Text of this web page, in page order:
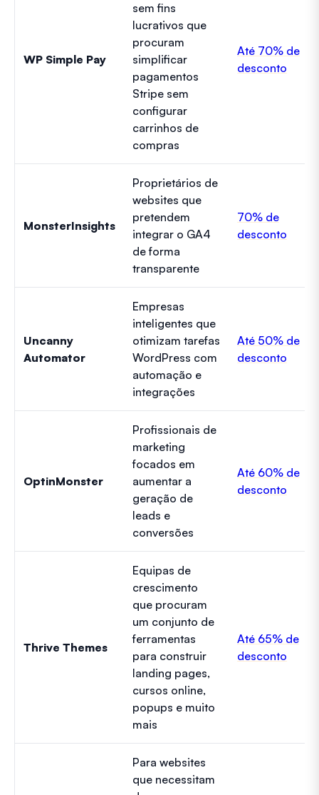
WP Simple Pay
sem fins
lucrativos que
procuram
simplificar
pagamentos
Stripe sem
configurar
carrinhos de
compras
Até 70% de
desconto
MonsterInsights
Proprietários de
websites que
pretendem
integrar o GA4
de forma
transparente
70% de
desconto
Uncanny
Automator
Empresas
inteligentes que
otimizam tarefas
WordPress com
automação e
integrações
Até 50% de
desconto
OptinMonster
Profissionais de
marketing
focados em
aumentar a
geração de
leads e
conversões
Até 60% de
desconto
Thrive Themes
Equipas de
crescimento
que procuram
um conjunto de
ferramentas
para construir
landing pages,
cursos online,
popups e muito
mais
Até 65% de
desconto
Para websites
que necessitam